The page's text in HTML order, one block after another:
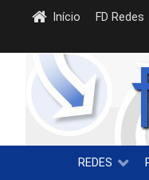
Início FD Redes
REDES